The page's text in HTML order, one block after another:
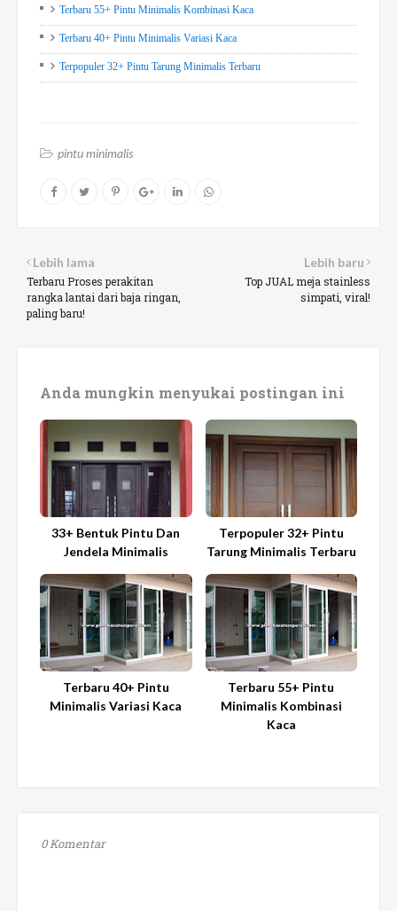
Terbaru 55+ Pintu Minimalis Kombinasi Kaca
Terbaru 40+ Pintu Minimalis Variasi Kaca
Terpopuler 32+ Pintu Tarung Minimalis Terbaru
pintu minimalis
Lebih baru
Top JUAL meja stainless
simpati, viral!
Lebih lama
Terbaru Proses perakitan
rangka lantai dari baja ringan,
paling baru!
Anda mungkin menyukai postingan ini
33+ Bentuk Pintu Dan
Jendela Minimalis
Terpopuler 32+ Pintu
Tarung Minimalis Terbaru
Terbaru 40+ Pintu
Minimalis Variasi Kaca
Terbaru 55+ Pintu
Minimalis Kombinasi
Kaca
0 Komentar